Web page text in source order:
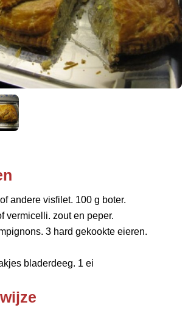
andere visfilet. 100 g boter.
vermicelli. zout en peper.
3 hard gekookte eieren.
bladerdeeg. 1 ei